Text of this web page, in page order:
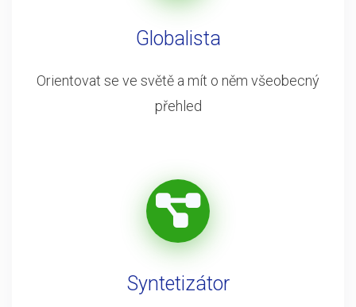
Globalista
Orientovat se ve světě a mít o něm všeobecný
přehled
Syntetizátor